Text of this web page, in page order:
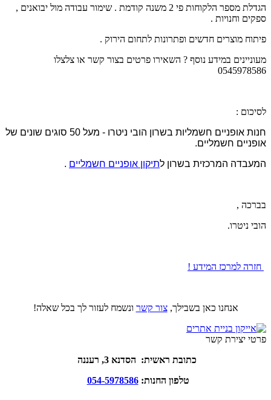
הגדלת מספר הלקוחות פי 2 משנה קודמת . שימור עבודה מול יבואנים ,
ספקים וחנויות .
פיתוח מוצרים חדשים ופתרונות לתחום הירוק .
מעוניינים במידע נוסף ? השאירו פרטים בצור קשר או צלצלו
0545978586
לסיכום :
חנות אופניים חשמליות בשרון הובי ניטרו - מעל 50 סוגים שונים של
אופניים חשמליים.
המעבדה המרכזית בשרון לתיקון אופניים חשמליים .
בברכה ,
הובי ניטרו.
חזרה למרכז המידע !
אנחנו כאן בשבילך,צור קשר ונשמח לעזור לך בכל שאלה!
פרטי יצירת קשר
כתובת ראשית: הסדנא 3, רעננה
טלפון החנות:054-5978586